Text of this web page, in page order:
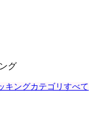
グ
キングカテゴリすべて